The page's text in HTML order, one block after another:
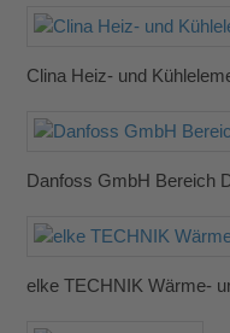
Clina Heiz- und
Danfoss GmbH Bereich
elke TECHNIK Wärme-